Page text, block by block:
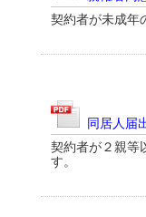
契約者が未成年
同居人届
契約者が２親等
す。